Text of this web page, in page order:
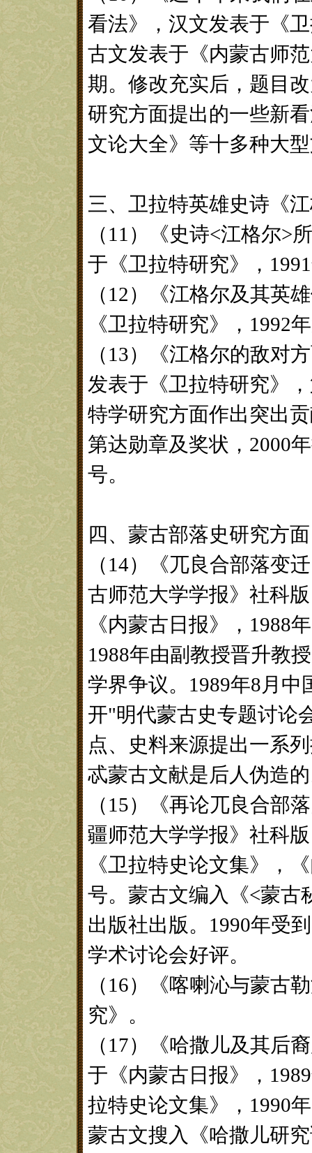
看法》，汉文发表于《
古文发表于《内蒙古师
期。修改充实后，题目
研究方面提出的一些新
文论大全》等十多种大
三、卫拉特英雄史诗《
（11）《史诗<江格尔>
于《卫拉特研究》，
（12）《江格尔及其英
《卫拉特研究》，1992
（13）《江格尔的敌对
发表于《卫拉特研究》
特学研究方面作出突出
第达勋章及奖状，2000
号。
四、蒙古部落史研究方
（14）《兀良合部落变
古师范大学学报》社科
《内蒙古日报》，1988
1988年由副教授晋升教
学界争议。1989年8月
开"明代蒙古史专题讨论
点、史料来源提出一系
忒蒙古文献是后人伪造
（15）《再论兀良合部
疆师范大学学报》社科
《卫拉特史论文集》，
号。蒙古文编入《<蒙古
出版社出版。1990年受
学术讨论会好评。
（16）《喀喇沁与蒙古
究》。
（17）《哈撒儿及其后
于《内蒙古日报》，
拉特史论文集》，1990
蒙古文搜入《哈撒儿研